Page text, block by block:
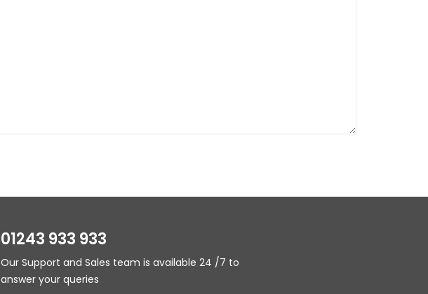
01243 933 933
Our Support and Sales team is available 24 /7 to
answer your queries